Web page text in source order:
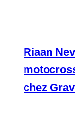
Riaan
chez